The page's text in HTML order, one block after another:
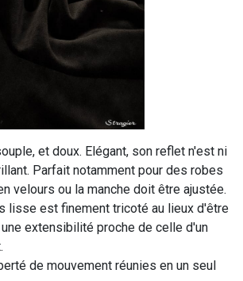
et doux. Elégant, son reflet n'est ni
Parfait notamment pour des robes
velours ou la manche doit être ajustée.
lisse est finement tricoté au lieux d'être
extensibilité proche de celle d'un
de mouvement réunies en un seul